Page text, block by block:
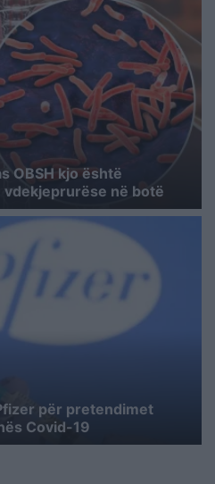
OBSH kjo është
në botë
për pretendimet
Covid-19